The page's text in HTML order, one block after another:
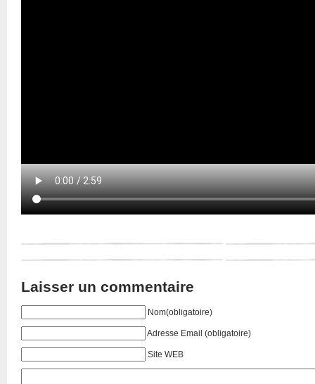
Laisser un commentaire
Nom(obligatoire)
Adresse Email (obligatoire)
Site WEB